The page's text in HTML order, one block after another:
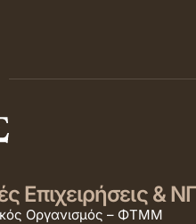
Επιχειρήσεις &
Οργανισμός – ΦΤΜΜ